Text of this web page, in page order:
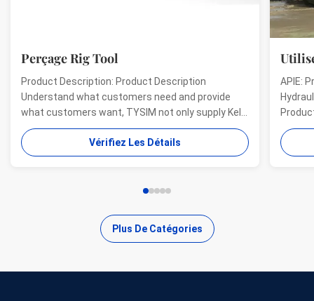
Perçage Rig Tool
Product Description: Product Description
Understand what customers need and provide
what customers want, TYSIM not only supply Kelly
bars for drill rigs of world’s top brands, but also
provide one-stop solution for the world foundation
construction users. While providing customized
Vérifiez Les Détails
APIE:
offer
Plus De Catégories